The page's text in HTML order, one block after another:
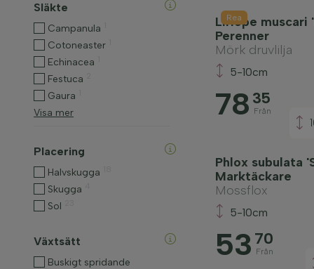
Släkte
Campanula
Cotoneaster
Echinacea
Festuca
Gaura
Visa mer
Placering
Halvskugga
Skugga
Sol
Växtsätt
Buskigt spridande
Rea
Liriope muscari
Perenner
Mörk druvlilja
5-10cm
78 35
Från
Phlox subulata
Marktäckare
Mossflox
5-10cm
53 70
Från